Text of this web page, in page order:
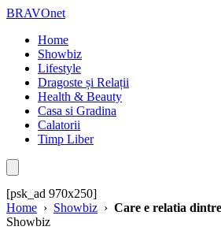
BRAVOnet
Home
Showbiz
Lifestyle
Dragoste și Relații
Health & Beauty
Casa si Gradina
Calatorii
Timp Liber
[psk_ad 970x250]
Home › Showbiz › Care e relatia
Showbiz